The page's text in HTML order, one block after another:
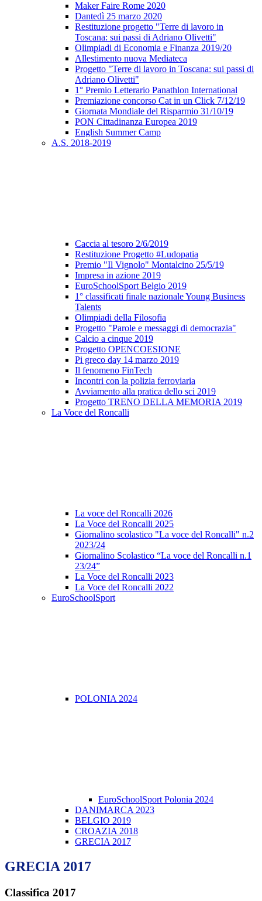
Maker Faire Rome 2020
Dantedì 25 marzo 2020
Restituzione progetto "Terre di lavoro in
Toscana: sui passi di Adriano Olivetti"
Olimpiadi di Economia e Finanza 2019/20
Allestimento nuova Mediateca
Progetto "Terre di lavoro in Toscana: sui passi di
Adriano Olivetti"
1° Premio Letterario Panathlon International
Premiazione concorso Cat in un Click 7/12/19
Giornata Mondiale del Risparmio 31/10/19
PON Cittadinanza Europea 2019
English Summer Camp
A.S. 2018-2019
Caccia al tesoro 2/6/2019
Restituzione Progetto #Ludopatia
Premio "Il Vignolo" Montalcino 25/5/19
Impresa in azione 2019
EuroSchoolSport Belgio 2019
1° classificati finale nazionale Young Business
Talents
Olimpiadi della Filosofia
Progetto "Parole e messaggi di democrazia"
Calcio a cinque 2019
Progetto OPENCOESIONE
Pi greco day 14 marzo 2019
Il fenomeno FinTech
Incontri con la polizia ferroviaria
Avviamento alla pratica dello sci 2019
Progetto TRENO DELLA MEMORIA 2019
La Voce del Roncalli
La voce del Roncalli 2026
La Voce del Roncalli 2025
Giornalino scolastico "La voce del Roncalli" n.2
2023/24
Giornalino Scolastico “La voce del Roncalli n.1
23/24”
La Voce del Roncalli 2023
La Voce del Roncalli 2022
EuroSchoolSport
POLONIA 2024
EuroSchoolSport Polonia 2024
DANIMARCA 2023
BELGIO 2019
CROAZIA 2018
GRECIA 2017
GRECIA 2017
Classifica 2017